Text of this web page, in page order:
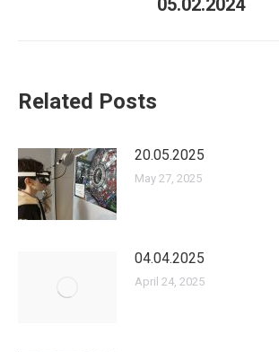
Next
05.02.2024
Related Posts
20.05.2025
May 27, 2025
04.04.2025
April 24, 2025